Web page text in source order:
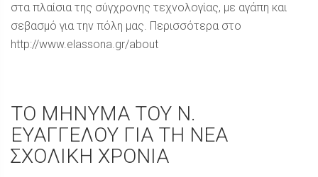
στα πλαίσια της σύγχρονης τεχνολογίας, με αγάπη και
σεβασμό για την πόλη μας. Περισσότερα στο
http://www.elassona.gr/about
ΤΟ ΜΗΝΥΜΑ ΤΟΥ Ν.
ΕΥΑΓΓΕΛΟΥ ΓΙΑ ΤΗ ΝΕΑ
ΣΧΟΛΙΚΗ ΧΡΟΝΙΑ